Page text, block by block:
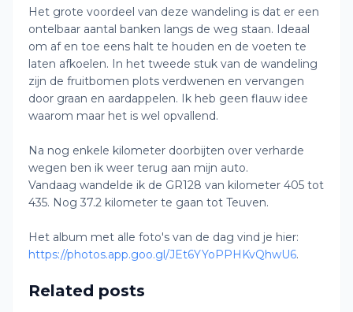
Het grote voordeel van deze wandeling is dat er een
ontelbaar aantal banken langs de weg staan. Ideaal
om af en toe eens halt te houden en de voeten te
laten afkoelen. In het tweede stuk van de wandeling
zijn de fruitbomen plots verdwenen en vervangen
door graan en aardappelen. Ik heb geen flauw idee
waarom maar het is wel opvallend.
Na nog enkele kilometer doorbijten over verharde
wegen ben ik weer terug aan mijn auto.
Vandaag wandelde ik de GR128 van kilometer 405 tot
435. Nog 37.2 kilometer te gaan tot Teuven.
Het album met alle foto's van de dag vind je hier:
https://photos.app.goo.gl/JEt6YYoPPHKvQhwU6.
Related posts